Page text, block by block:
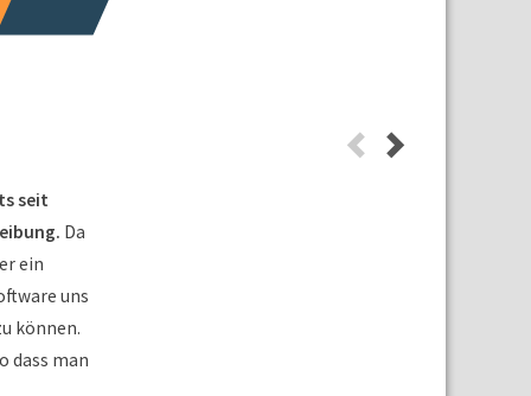
seit
Da
ein
uns
können.
dass man